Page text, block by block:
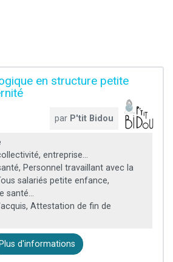
en structure petite
par P'tit Bidou
entreprise...
Personnel travaillant avec la
salariés petite enfance,
santé...
Attestation de fin de
Plus d'informations